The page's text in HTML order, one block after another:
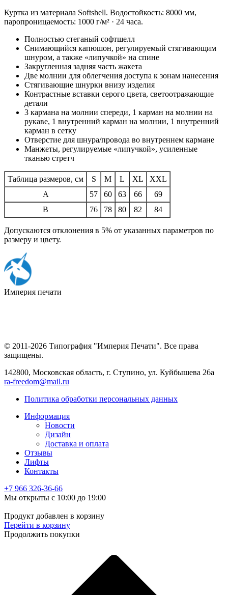
Куртка из материала Softshell. Водостойкость: 8000 мм,
паропроницаемость: 1000 г/м² · 24 часа.
Полностью стеганый софтшелл
Снимающийся капюшон, регулируемый стягивающим
шнуром, а также «липучкой» на спине
Закругленная задняя часть жакета
Две молнии для облегчения доступа к зонам нанесения
Стягивающие шнурки внизу изделия
Контрастные вставки серого цвета, светоотражающие
детали
3 кармана на молнии спереди, 1 карман на молнии на
рукаве, 1 внутренний карман на молнии, 1 внутренний
карман в сетку
Отверстие для шнура/провода во внутреннем кармане
Манжеты, регулируемые «липучкой», усиленные
тканью стретч
Таблица размеров, см S M L XL
XXL
A
57 60 63 66
69
B
76 78 80 82 84
Допускаются отклонения в 5% от указанных параметров по
размеру и цвету.
Империя печати
© 2011-2026 Типография "Империя Печати". Все права
защищены.
142800, Московская область, г. Ступино, ул. Куйбышева 26а
ra-freedom@mail.ru
Политика обработки персональных данных
Информация
Новости
Дизайн
Доставка и оплата
Отзывы
Лифты
Контакты
+7 966 326-36-66
Мы открыты с 10:00 до 19:00
Продукт добавлен в корзину
Перейти в корзину
Продолжить покупки